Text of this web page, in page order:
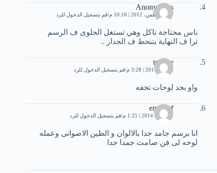
Anonymous
27 أغسطس، 2012 | 10:16 م قم بتسجيل الدخول للرد
ناس محتاجة تاكل وهي تستغل الحلوى ف الرسم
ترا ف النهاية بتنحط ف الجدار ..
tota ye
4 يناير، 2014 | 3:28 م قم بتسجيل الدخول للرد
واو بجد لوحات تحفه
emashrf
9 فبراير، 2014 | 1:25 م قم بتسجيل الدخول للرد
انا برسم جامد جدا بالالوان و الطين الاصوانى وعمله
لوحه لى فن صامت جمدا جدا